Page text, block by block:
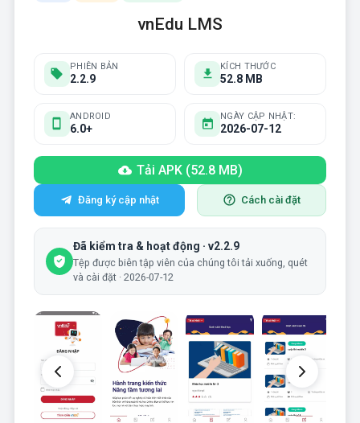
vnEdu LMS
PHIÊN BẢN
2.2.9
KÍCH THƯỚC
52.8 MB
ANDROID
6.0+
NGÀY CẬP NHẬT:
2026-07-12
Tải APK (52.8 MB)
Đăng ký cập nhật Cách cài đặt
Đã kiểm tra & hoạt động · v2.2.9
Tệp được biên tập viên của chúng tôi tải xuống, quét
và cài đặt · 2026-07-12